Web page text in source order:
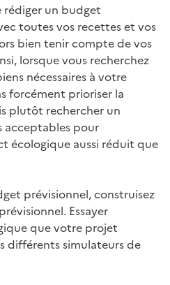
rédiger un budget
toutes vos recettes et vos
bien tenir compte de vos
lorsque vous recherchez
nécessaires à votre
forcément prioriser la
plutôt rechercher un
acceptables pour
écologique aussi réduit que
prévisionnel, construisez
Essayer
que votre projet
différents simulateurs de